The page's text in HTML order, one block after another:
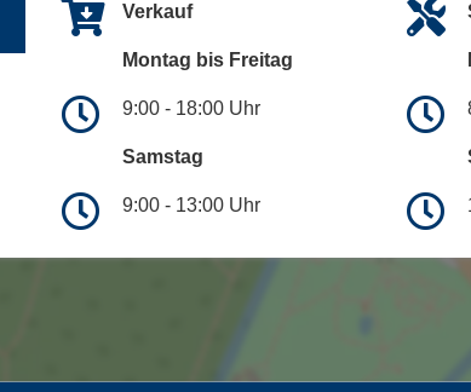
Verkauf
Montag bis Freitag
9:00 - 18:00 Uhr
Samstag
9:00 - 13:00 Uhr